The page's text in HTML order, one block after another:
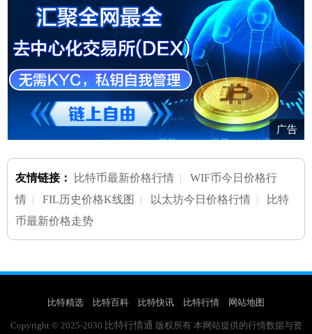
广告
友情链接： 比特币最新价格行情 |WIF币今日价格行
情 |FIL历史价格K线图 | 以太坊今日价格行情 | 比特
币最新价格走势
比特精选 比特百科 比特快讯 比特行情 网站地图
Copyright © 2025-2030 比特行情通 版权所有 本网站提供的行情数据与资